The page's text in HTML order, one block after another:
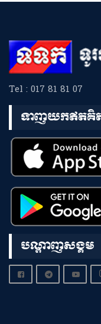
Tel : 017 81 81 07
ទាញយកឥតគិត
បណ្តាញសង្គម